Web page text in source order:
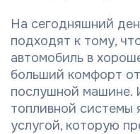
На сегодняшний
подходят к тому,
автомобиль в
больший комфорт
послушной машине.
топливной системы
услугой, которую